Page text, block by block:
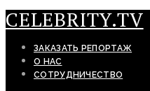
CELEBRITY.TV
ЗАКАЗАТЬ РЕПОРТАЖ
О НАС
СОТРУДНИЧЕСТВО